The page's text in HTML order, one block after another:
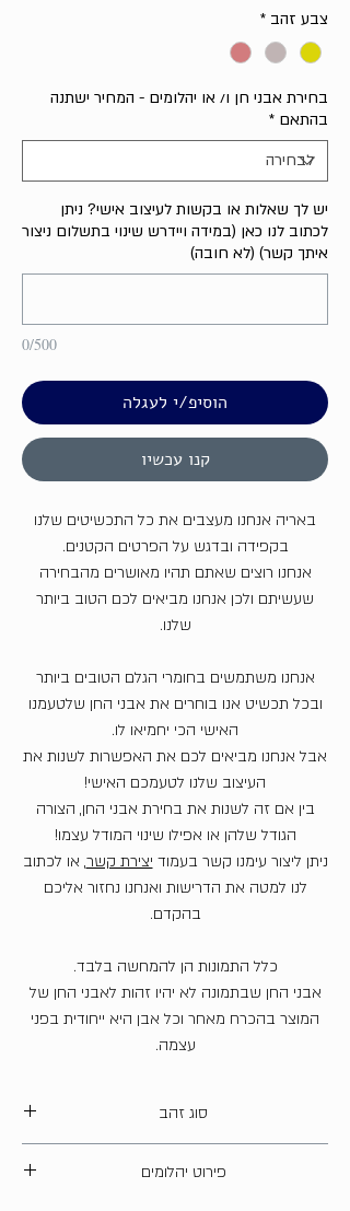
צבע זהב *
בחירת אבני חן ו/ או יהלומים - המחיר ישתנה
בהתאם *
יש לך שאלות או בקשות לעיצוב אישי? ניתן
לכתוב לנו כאן (במידה ויידרש שינוי בתשלום ניצור
איתך קשר) (לא חובה)
0/500
הוסיפ/י לעגלה
קנו עכשיו
באריה אנחנו מעצבים את כל התכשיטים שלנו
בקפידה ובדגש על הפרטים הקטנים.
אנחנו רוצים שאתם תהיו מאושרים מהבחירה
שעשיתם ולכן אנחנו מביאים לכם הטוב ביותר
שלנו.
אנחנו משתמשים בחומרי הגלם הטובים ביותר
ובכל תכשיט אנו בוחרים את אבני החן שלטעמנו
האישי הכי יחמיאו לו.
אבל אנחנו מביאים לכם את האפשרות לשנות את
העיצוב שלנו לטעמכם האישי!
בין אם זה לשנות את בחירת אבני החן, הצורה
הגודל שלהן או אפילו שינוי המודל עצמו!
ניתן ליצור עימנו קשר בעמוד יצירת קשר, או לכתוב
לנו למטה את הדרישות ואנחנו נחזור אליכם
בהקדם.
כלל התמונות הן להמחשה בלבד.
אבני החן שבתמונה לא יהיו זהות לאבני החן של
המוצר בהכרח מאחר וכל אבן היא ייחודית בפני
עצמה.
סוג זהב
פירוט יהלומים